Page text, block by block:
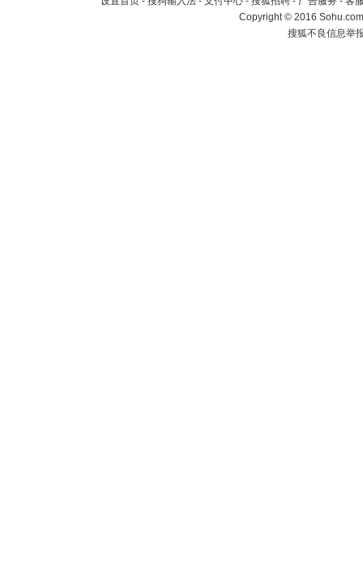
Copyright©2016
搜狐不良信息举